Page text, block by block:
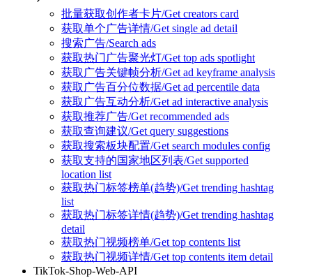
批量获取创作者卡片/Get creators card
获取单个广告详情/Get single ad detail
搜索广告/Search ads
获取热门广告聚光灯/Get top ads spotlight
获取广告关键帧分析/Get ad keyframe analysis
获取广告百分位数据/Get ad percentile data
获取广告互动分析/Get ad interactive analysis
获取推荐广告/Get recommended ads
获取查询建议/Get query suggestions
获取搜索板块配置/Get search modules config
获取支持的国家地区列表/Get supported
location list
获取热门标签榜单(趋势)/Get trending hashtag
list
获取热门标签详情(趋势)/Get trending hashtag
detail
获取热门视频榜单/Get top contents list
获取热门视频详情/Get top contents item detail
TikTok-Shop-Web-API